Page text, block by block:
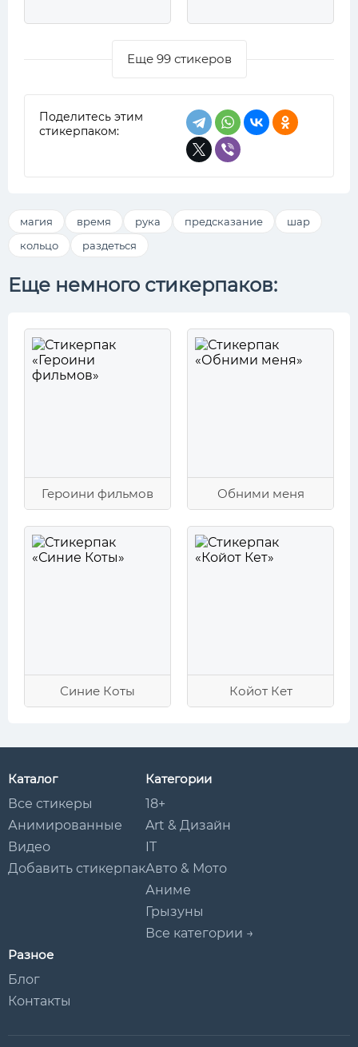
Еще 99 стикеров
Поделитесь этим
стикерпаком:
магия время рука предсказание
шар
кольцо
раздеться
Еще немного стикерпаков:
Героини фильмов Обними меня
Синие Коты Койот Кет
Каталог
Все стикеры
Анимированные
Видео
Добавить стикерпак
Категории
18+
Art & Дизайн
IT
Авто & Мото
Аниме
Грызуны
Все категории →
Разное
Блог
Контакты